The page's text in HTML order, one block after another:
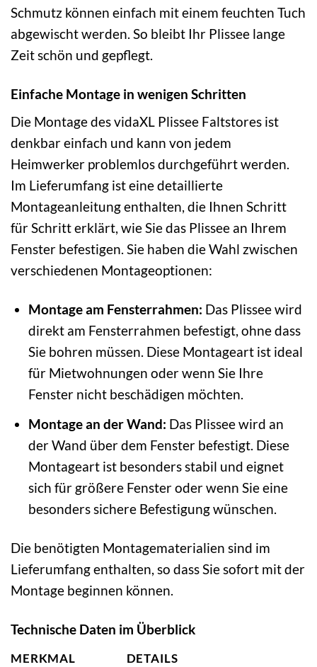
Schmutz können einfach mit einem feuchten Tuch
abgewischt werden. So bleibt Ihr Plissee lange
Zeit schön und gepflegt.
Einfache Montage in wenigen Schritten
Die Montage des vidaXL Plissee Faltstores ist
denkbar einfach und kann von jedem
Heimwerker problemlos durchgeführt werden.
Im Lieferumfang ist eine detaillierte
Montageanleitung enthalten, die Ihnen Schritt
für Schritt erklärt, wie Sie das Plissee an Ihrem
Fenster befestigen. Sie haben die Wahl zwischen
verschiedenen Montageoptionen:
Montage am Fensterrahmen: Das Plissee wird
direkt am Fensterrahmen befestigt, ohne dass
Sie bohren müssen. Diese Montageart ist ideal
für Mietwohnungen oder wenn Sie Ihre
Fenster nicht beschädigen möchten.
Montage an der Wand: Das Plissee wird an
der Wand über dem Fenster befestigt. Diese
Montageart ist besonders stabil und eignet
sich für größere Fenster oder wenn Sie eine
besonders sichere Befestigung wünschen.
Die benötigten Montagematerialien sind im
Lieferumfang enthalten, so dass Sie sofort mit der
Montage beginnen können.
Technische Daten im Überblick
MERKMAL
DETAILS